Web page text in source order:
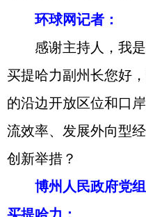
环球网记者：
感谢主持人，我
买提哈力副州长您好
的沿边开放区位和口
流效率、发展外向型
创新举措？
博州人民政府党